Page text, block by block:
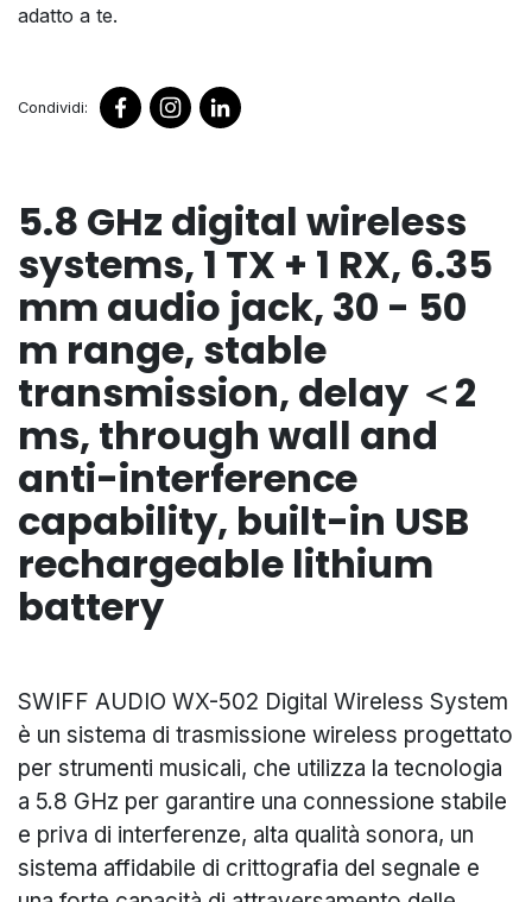
adatto a te.
Condividi:
5.8 GHz digital wireless
systems, 1 TX + 1 RX, 6.35
mm audio jack, 30 - 50
m range, stable
transmission, delay ＜2
ms, through wall and
anti-interference
capability, built-in USB
rechargeable lithium
battery
SWIFF AUDIO WX-502 Digital Wireless System
è un sistema di trasmissione wireless progettato
per strumenti musicali, che utilizza la tecnologia
a 5.8 GHz per garantire una connessione stabile
e priva di interferenze, alta qualità sonora, un
sistema affidabile di crittografia del segnale e